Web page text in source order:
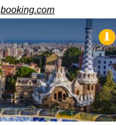
booking.com